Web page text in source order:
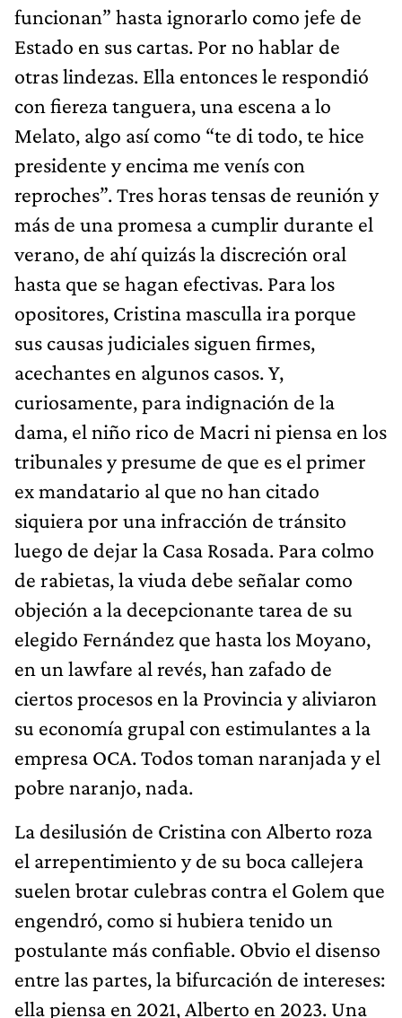
funcionan” hasta ignorarlo como jefe de
Estado en sus cartas. Por no hablar de
otras lindezas. Ella entonces le respondió
con fiereza tanguera, una escena a lo
Melato, algo así como “te di todo, te hice
presidente y encima me venís con
reproches”. Tres horas tensas de reunión y
más de una promesa a cumplir durante el
verano, de ahí quizás la discreción oral
hasta que se hagan efectivas. Para los
opositores, Cristina masculla ira porque
sus causas judiciales siguen firmes,
acechantes en algunos casos. Y,
curiosamente, para indignación de la
dama, el niño rico de Macri ni piensa en los
tribunales y presume de que es el primer
ex mandatario al que no han citado
siquiera por una infracción de tránsito
luego de dejar la Casa Rosada. Para colmo
de rabietas, la viuda debe señalar como
objeción a la decepcionante tarea de su
elegido Fernández que hasta los Moyano,
en un lawfare al revés, han zafado de
ciertos procesos en la Provincia y aliviaron
su economía grupal con estimulantes a la
empresa OCA. Todos toman naranjada y el
pobre naranjo, nada.
La desilusión de Cristina con Alberto roza
el arrepentimiento y de su boca callejera
suelen brotar culebras contra el Golem que
engendró, como si hubiera tenido un
postulante más confiable. Obvio el disenso
entre las partes, la bifurcación de intereses:
ella piensa en 2021, Alberto en 2023. Una